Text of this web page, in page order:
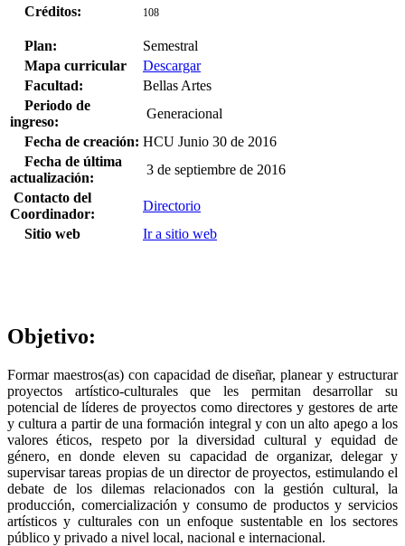
Créditos: 108
Plan:
Semestral
Mapa curricular
Descargar
Facultad:
Bellas Artes
Periodo de
ingreso:
Generacional
Fecha de creación: HCU Junio 30 de 2016
Fecha de última
actualización:
3 de septiembre de 2016
Contacto del
Coordinador:
Directorio
Sitio web
Ir a sitio web
Objetivo:
Formar maestros(as) con capacidad de diseñar, planear y estructurar
proyectos artístico-culturales que les permitan desarrollar su
potencial de líderes de proyectos como directores y gestores de arte
y cultura a partir de una formación integral y con un alto apego a los
valores éticos, respeto por la diversidad cultural y equidad de
género, en donde eleven su capacidad de organizar, delegar y
supervisar tareas propias de un director de proyectos, estimulando el
debate de los dilemas relacionados con la gestión cultural, la
producción, comercialización y consumo de productos y servicios
artísticos y culturales con un enfoque sustentable en los sectores
público y privado a nivel local, nacional e internacional.